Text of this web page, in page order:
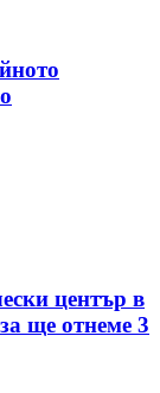
център в
ще отнеме 3